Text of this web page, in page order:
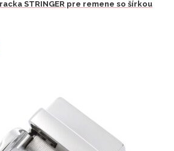
STRINGER pre remene so šírkou